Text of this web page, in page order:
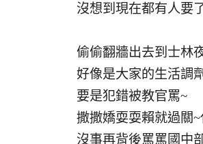
沒想到現在都有人要
偷偷翻牆出去到士林
好像是大家的生活調
要是犯錯被教官罵~
撒撒嬌耍耍賴就過關
沒事再背後罵罵國中